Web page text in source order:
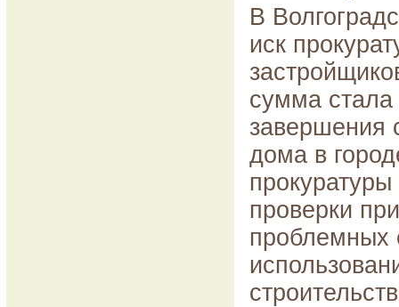
В
иск
сумма
завершения
дома в
проверки
проблемных